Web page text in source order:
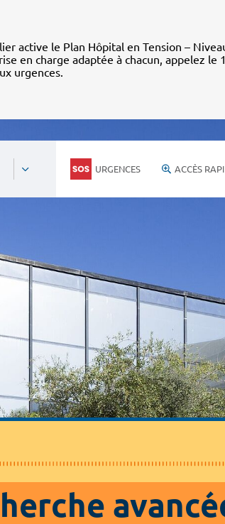
active le Plan Hôpital en Tension –
en charge adaptée à chacun, appelez le
urgences.
URGENCES ACCÈS